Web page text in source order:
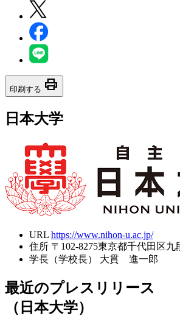
印刷する print
日本大学
URL https://www.nihon-u.ac.jp/
住所 〒102-8275東京都千代田区
学長（学校長）
大貫 進一郎
最近のプレスリリース
（日本大学）